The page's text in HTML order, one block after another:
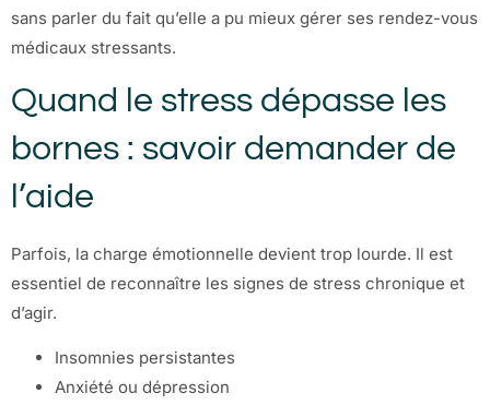
sans parler du fait qu’elle a pu mieux gérer ses rendez-vous
médicaux stressants.
Quand le stress dépasse les
bornes : savoir demander de
l’aide
Parfois, la charge émotionnelle devient trop lourde. Il est
essentiel de reconnaître les signes de stress chronique et
d’agir.
Insomnies persistantes
Anxiété ou dépression